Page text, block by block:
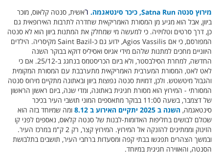
מירוץ סנטה Satna Run, כיכר סינטאגמה. ראשית, סנטה קלאוס, מוכר
ביוון, אבל הוא מגיע מן המסורת האמריקאית שחדרה לתרבות האירופאית גם
כן, דרך סרטים וטלויזיה. כי למעשה מי שמחלק את המתנות ביוון הוא לא סנטה
המפורסם, כי אם Agios Vassilis, ידוע גם כ-Saint Bazil מקיסריה. הילדים
היווניים מחכים למתנות שלהם מידי אגיוס ואסיליס דוקא בבוקר השנה
החדשה, למחרת הסילבסטר, ולא ביום הכריסטמס בנחגג ב-25/12. אם כי
לאט לאט, המסורת המערבית האמריקאית מתערבבת עם המסורת המקומית
והגבול מיטשטש. ולכן, דמויות סנטה נפוצות ביוון ובאתונה מתקיים מירוס סנטה
המסורתי - המירוץ הוא מסורת חגיגית באתונה, ומדי שנה, ביום ראשון הראשון
של דצמבר, בשעה 11:00 בבוקר מתאספים המוני תושבי העיר בכיכר
סינטאגמה, השנה ב 2025 יתקיים האירוע ב 8.12
ומה שמיוחד בזה הוא
שכולם לבושים בחליפות האדומות-לבנות של סנטה קלאוס, נאספים לפני קו
הזינוק וממתינים להזנקה אל המירוץ. המירוץ קצר, רק 2 ק"מ במרכז העיר.
ובמשך הצהרים תפגשו בבתי קפה ומסעדות ברחבי העיר, תושבים בתלבושת
הסנטה, והאווירה חגיגית במיוחד.